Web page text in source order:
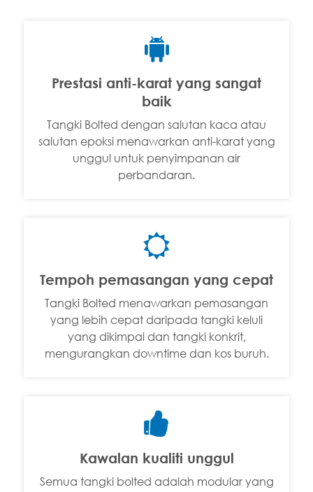

Prestasi anti-karat yang sangat
baik
Tangki Bolted dengan salutan kaca atau
salutan epoksi menawarkan anti-karat yang
unggul untuk penyimpanan air
perbandaran.

Tempoh pemasangan yang cepat
Tangki Bolted menawarkan pemasangan
yang lebih cepat daripada tangki keluli
yang dikimpal dan tangki konkrit,
mengurangkan downtime dan kos buruh.

Kawalan kualiti unggul
Semua tangki bolted adalah modular yang